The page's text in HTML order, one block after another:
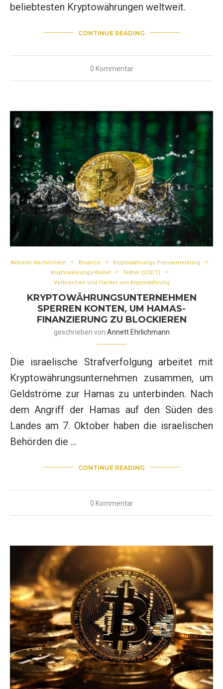
beliebtesten Kryptowährungen weltweit.
CONTINUE READING
0 Kommentar
Aktuelle Nachrichten Binance
Kryptowährungs Pressemeldung
Kryptowährungs-Wallet
Tether (USDT)
Verbrechen und Hacker von Kryptowährung
KRYPTOWÄHRUNGSUNTERNEHMEN
SPERREN KONTEN, UM HAMAS-
FINANZIERUNG ZU BLOCKIEREN
geschrieben von Annett Ehrlichmann
Die israelische Strafverfolgung arbeitet mit
Kryptowährungsunternehmen zusammen, um
Geldströme zur Hamas zu unterbinden. Nach
dem Angriff der Hamas auf den Süden des
Landes am 7. Oktober haben die israelischen
Behörden die …
CONTINUE READING
0 Kommentar